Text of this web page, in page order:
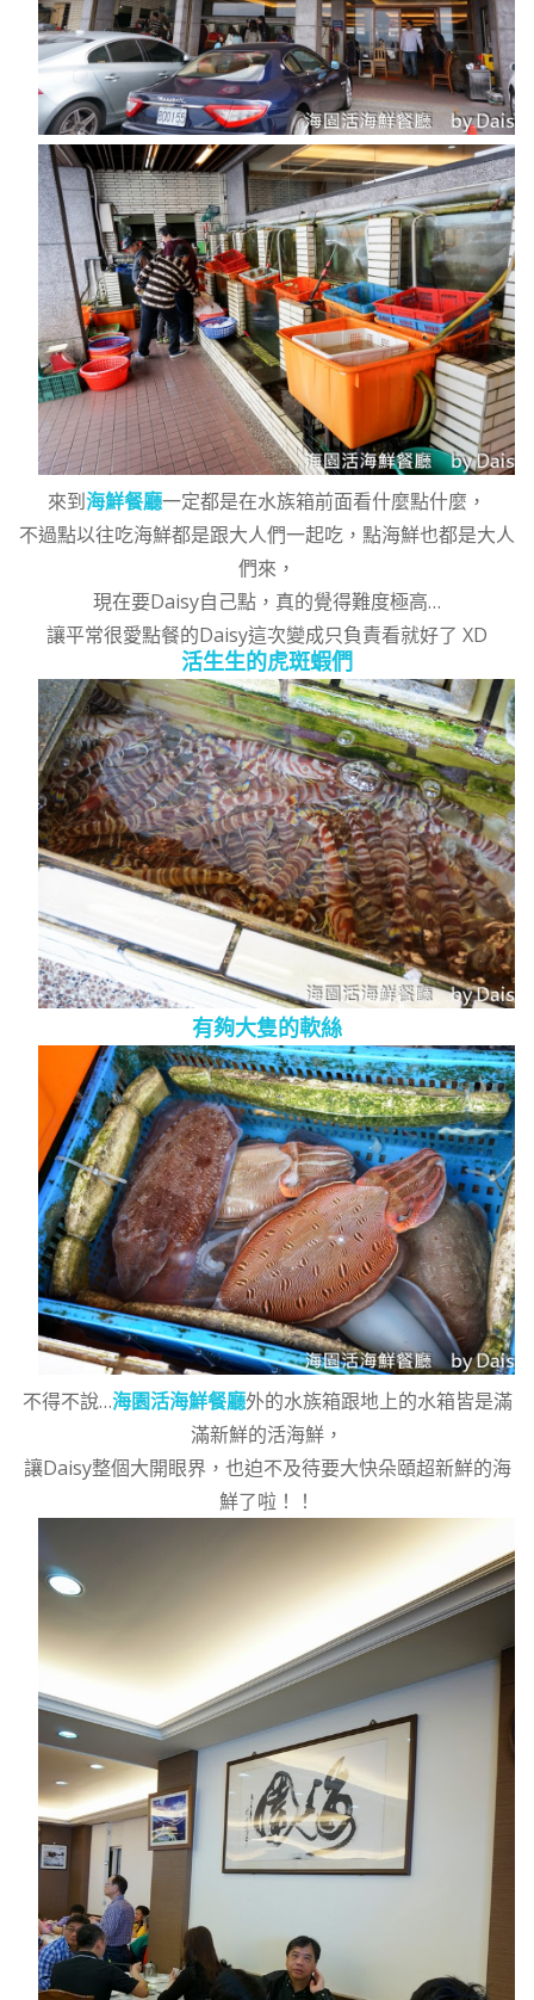
來到海鮮餐廳一定都是在水族箱前面看什麼點什麼，
不過點以往吃海鮮都是跟大人們一起吃，點海鮮也都是大人
們來，
現在要Daisy自己點，真的覺得難度極高…
讓平常很愛點餐的Daisy這次變成只負責看就好了 XD
活生生的虎斑蝦們
有夠大隻的軟絲
不得不說…海園活海鮮餐廳外的水族箱跟地上的水箱皆是滿
滿新鮮的活海鮮，
讓Daisy整個大開眼界，也迫不及待要大快朵頤超新鮮的海
鮮了啦！！